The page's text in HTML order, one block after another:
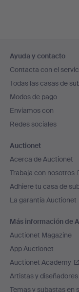
en
el
pie
de
página
Ayuda y contacto
Contacta con el
Todas las casas de
Modos de pago
Enviamos con
Redes sociales
Auctionet
Acerca de Auctionet
Trabaja con nosotros
Adhiere tu casa de
La garantía Auctionet
Más información de
Auctionet Magazine
App Auctionet
Auctionet Academy
Artistas y diseñadores
Temas y subastas en